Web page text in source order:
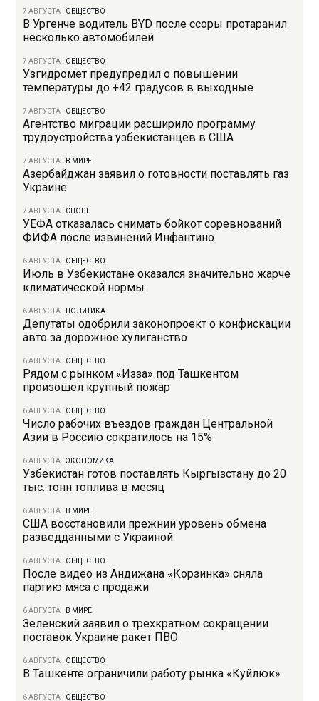
7 АВГУСТА ОБЩЕСТВО
В Ургенче водитель BYD после ссоры протаранил
несколько автомобилей
7 АВГУСТА ОБЩЕСТВО
Узгидромет предупредил о повышении
температуры до +42 градусов в выходные
7 АВГУСТА ОБЩЕСТВО
Агентство миграции расширило программу
трудоустройства узбекистанцев в США
7 АВГУСТА В МИРЕ
Азербайджан заявил о готовности поставлять газ
Украине
7 АВГУСТА СПОРТ
УЕФА отказалась снимать бойкот соревнований
ФИФА после извинений Инфантино
6 АВГУСТА ОБЩЕСТВО
Июль в Узбекистане оказался значительно жарче
климатической нормы
6 АВГУСТА ПОЛИТИКА
Депутаты одобрили законопроект о конфискации
авто за дорожное хулиганство
6 АВГУСТА ОБЩЕСТВО
Рядом с рынком «Изза» под Ташкентом
произошел крупный пожар
6 АВГУСТА ОБЩЕСТВО
Число рабочих въездов граждан Центральной
Азии в Россию сократилось на 15%
6 АВГУСТА |ЭКОНОМИКА
Узбекистан готов поставлять Кыргызстану до 20
тыс. тонн топлива в месяц
6 АВГУСТА В МИРЕ
США восстановили прежний уровень обмена
разведданными с Украиной
6 АВГУСТА ОБЩЕСТВО
После видео из Андижана «Корзинка» сняла
партию мяса с продажи
6 АВГУСТА В МИРЕ
Зеленский заявил о трехкратном сокращении
поставок Украине ракет ПВО
6 АВГУСТА ОБЩЕСТВО
В Ташкенте ограничили работу рынка «Куйлюк»
6 АВГУСТА ОБЩЕСТВО